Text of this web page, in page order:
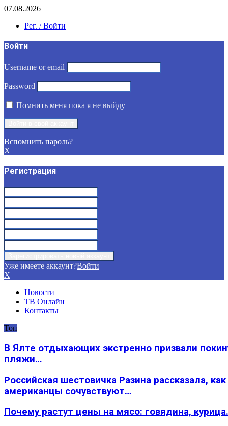
07.08.2026
Рег. / Войти
Войти
Username or email
Password
Помнить меня пока я не выйду
Вспомнить пароль?
X
Регистрация
Уже имеете аккаунт?Войти
X
Новости
ТВ Онлайн
Контакты
Топ
В Ялте отдыхающих экстренно призвали
пляжи…
Российская шестовичка Разина рассказала, как
американцы сочувствуют…
Почему растут цены на мясо: говядина,